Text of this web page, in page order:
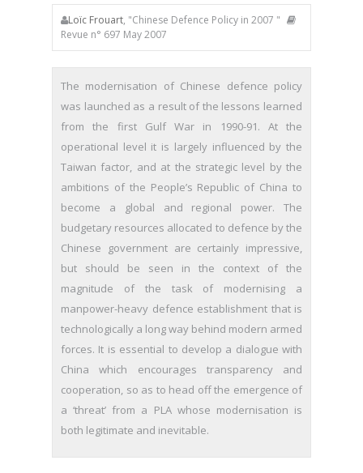
Loïc Frouart, "Chinese Defence Policy in 2007 "
Revue n° 697 May 2007
The modernisation of Chinese defence policy
was launched as a result of the lessons learned
from the first Gulf War in 1990-91. At the
operational level it is largely influenced by the
Taiwan factor, and at the strategic level by the
ambitions of the People’s Republic of China to
become a global and regional power. The
budgetary resources allocated to defence by the
Chinese government are certainly impressive,
but should be seen in the context of the
magnitude of the task of modernising a
manpower-heavy defence establishment that is
technologically a long way behind modern armed
forces. It is essential to develop a dialogue with
China which encourages transparency and
cooperation, so as to head off the emergence of
a ‘threat’ from a PLA whose modernisation is
both legitimate and inevitable.